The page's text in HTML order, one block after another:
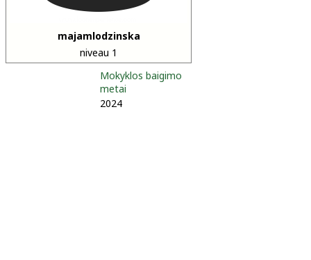
majamlodzinska
niveau 1
Mokyklos baigimo
metai
2024